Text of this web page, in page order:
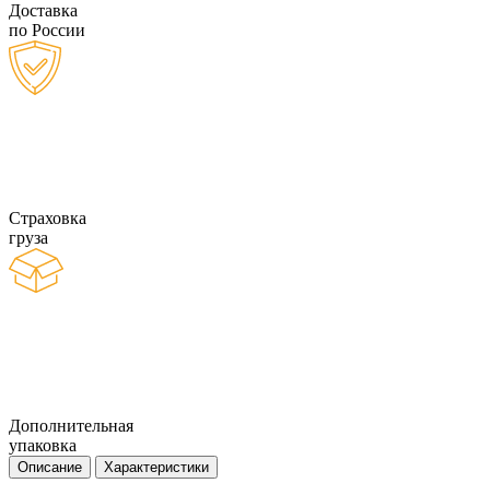
Доставка
по России
Страховка
груза
Дополнительная
упаковка
Описание Характеристики